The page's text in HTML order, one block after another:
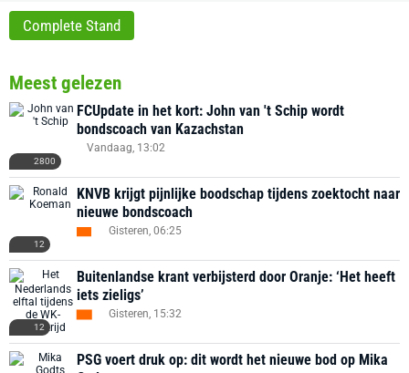
Complete Stand
Meest gelezen
2800
FCUpdate in het kort: John van 't Schip wordt
bondscoach van Kazachstan
Vandaag, 13:02
12
KNVB krijgt pijnlijke boodschap tijdens zoektocht naar
nieuwe bondscoach
Gisteren, 06:25
12
Buitenlandse krant verbijsterd door Oranje: ‘Het heeft
iets zieligs’
Gisteren, 15:32
PSG voert druk op: dit wordt het nieuwe bod op Mika